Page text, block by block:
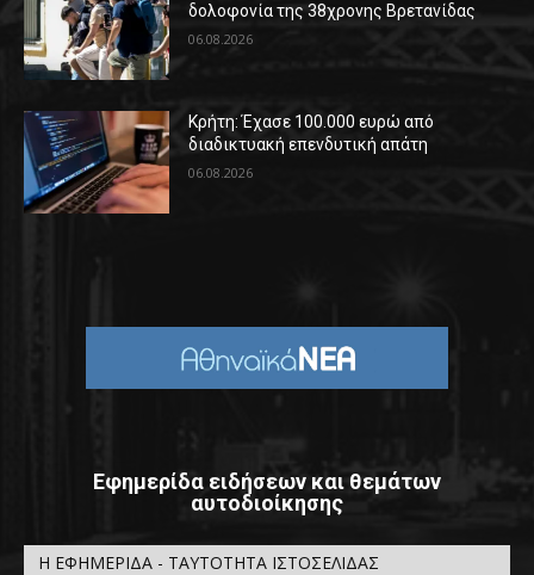
δολοφονία της 38χρονης Βρετανίδας
06.08.2026
Κρήτη: Έχασε 100.000 ευρώ από
διαδικτυακή επενδυτική απάτη
06.08.2026
Εφημερίδα ειδήσεων και θεμάτων
αυτοδιοίκησης
Η ΕΦΗΜΕΡΙΔΑ - ΤΑΥΤΟΤΗΤΑ ΙΣΤΟΣΕΛΙΔΑΣ